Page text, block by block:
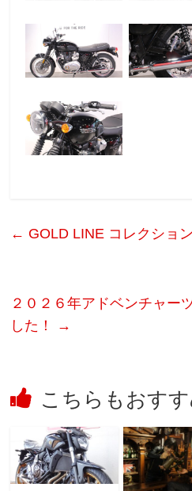
← GOLD LINE コレクション
２０２６年アドベンチャー
した！
→
こちらもおす